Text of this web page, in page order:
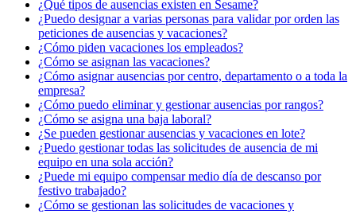
¿Qué tipos de ausencias existen en Sesame?
¿Puedo designar a varias personas para validar por orden las
peticiones de ausencias y vacaciones?
¿Cómo piden vacaciones los empleados?
¿Cómo se asignan las vacaciones?
¿Cómo asignar ausencias por centro, departamento o a toda la
empresa?
¿Cómo puedo eliminar y gestionar ausencias por rangos?
¿Cómo se asigna una baja laboral?
¿Se pueden gestionar ausencias y vacaciones en lote?
¿Puedo gestionar todas las solicitudes de ausencia de mi
equipo en una sola acción?
¿Puede mi equipo compensar medio día de descanso por
festivo trabajado?
¿Cómo se gestionan las solicitudes de vacaciones y